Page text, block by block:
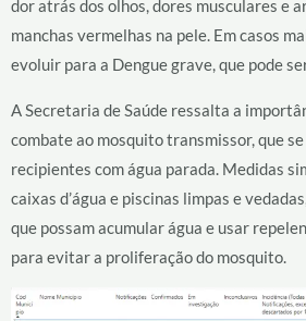
dor atrás dos olhos, dores musculares e
manchas vermelhas na pele. Em casos
evoluir para a Dengue grave, que pode
A Secretaria de Saúde ressalta a
combate ao mosquito transmissor, que
recipientes com água parada. Medidas
caixas d’água e piscinas limpas e
que possam acumular água e usar
para evitar a proliferação do mosquito.